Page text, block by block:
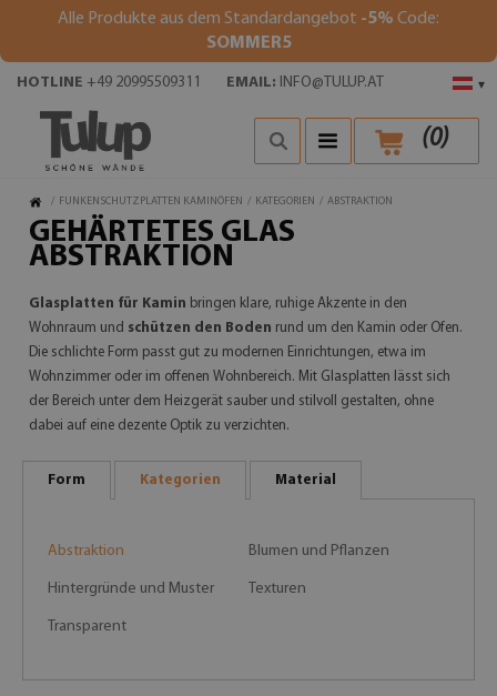
Alle Produkte aus dem Standardangebot -5% Code:
SOMMER5
▾
HOTLINE +49 20995509311 EMAIL: INFO@TULUP.AT
(0)
/ FUNKENSCHUTZPLATTEN KAMINÖFEN / KATEGORIEN / ABSTRAKTION
GEHÄRTETES GLAS
ABSTRAKTION
Glasplatten für Kamin bringen klare, ruhige Akzente in den
Wohnraum und schützen den Boden rund um den Kamin oder Ofen.
Die schlichte Form passt gut zu modernen Einrichtungen, etwa im
Wohnzimmer oder im offenen Wohnbereich. Mit Glasplatten lässt sich
der Bereich unter dem Heizgerät sauber und stilvoll gestalten, ohne
dabei auf eine dezente Optik zu verzichten.
Form Kategorien Material
Abstraktion Blumen und Pflanzen
Hintergründe und Muster Texturen
Transparent